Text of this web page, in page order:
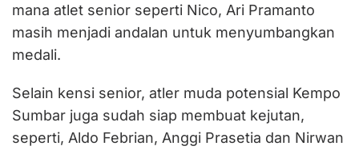
mana atlet senior seperti Nico, Ari Pramanto
masih menjadi andalan untuk menyumbangkan
medali.
Selain kensi senior, atler muda potensial Kempo
Sumbar juga sudah siap membuat kejutan,
seperti, Aldo Febrian, Anggi Prasetia dan Nirwan